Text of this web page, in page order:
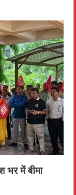
में बीमा